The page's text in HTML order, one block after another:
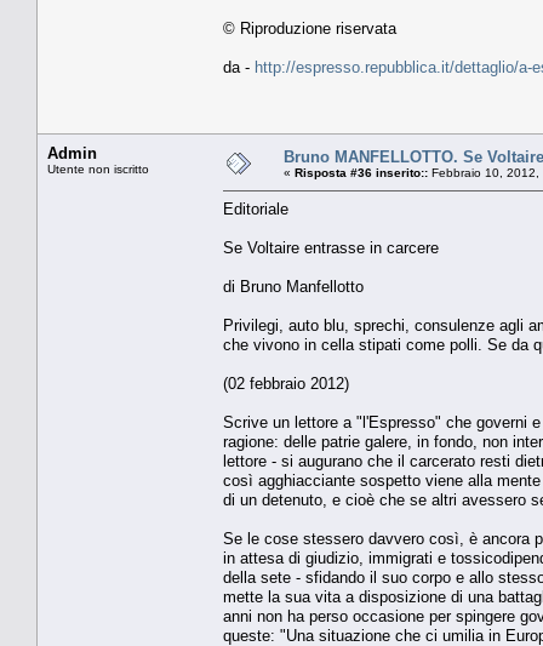
© Riproduzione riservata
da - http://espresso.repubblica.it/dettaglio/a-
Admin
Utente non iscritto
Bruno MANFELLOTTO. Se
« Risposta #36 inserito:: Febbraio 10,
Editoriale
Se Voltaire entrasse in carcere
di Bruno Manfellotto
Privilegi, auto blu, sprechi, consulenze agli
che vivono in cella stipati come polli. Se da
(02 febbraio 2012)
Scrive un lettore a "l'Espresso" che governi
ragione: delle patrie galere, in fondo, non
lettore - si augurano che il carcerato resti
così agghiacciante sospetto viene alla
di un detenuto, e cioè che se altri avessero
Se le cose stessero davvero così, è ancora
in attesa di giudizio, immigrati e
della sete - sfidando il suo corpo e allo
mette la sua vita a disposizione di una
anni non ha perso occasione per spingere
queste: "Una situazione che ci umilia in